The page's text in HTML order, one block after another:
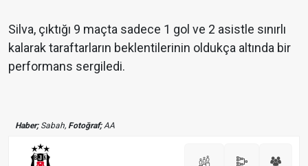
Silva, çıktığı 9 maçta sadece 1 gol ve 2 asistle sınırlı
kalarak taraftarların beklentilerinin oldukça altında bir
performans sergiledi.
Haber;Sabah, Fotoğraf;AA